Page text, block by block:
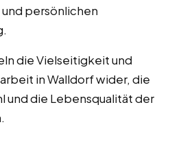
persönlichen
die Vielseitigkeit und
in Walldorf wider, die
und die Lebensqualität der